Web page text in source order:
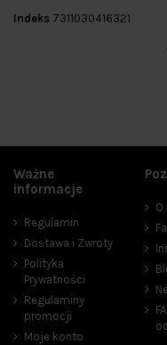
Indeks 7311030416321
Ważne
informacje
Regulamin
Dostawa i Zwroty
Polityka
Prywatności
Regulaminy
promocji
Moje konto
O